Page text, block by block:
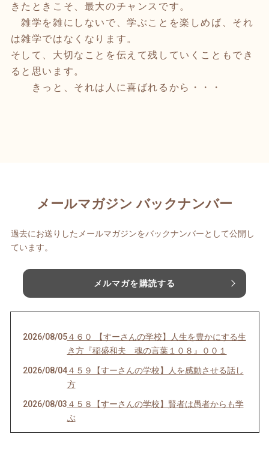
きたときこそ、最大のチャンスです。
雑学を雑にしないで、学ぶことを楽しめば、それ
は雑学ではなくなります。
そして、大切なことを伝えて残していくこともでき
ると思います。
きっと、それは人に喜ばれるから・・・
メールマガジン バックナンバー
過去にお送りしたメールマガジンをバックナンバーとして公開し
ています。
メルマガを購読する
2026/08/05４６０ 【すーさんの学校】人生を豊かにする生
き方『稲盛和夫 魂の言葉１０８』００１
2026/08/04４５９【すーさんの学校】人を感動させる話し
方
2026/08/03 ４５８【すーさんの学校】賢者は愚者からも学
ぶ